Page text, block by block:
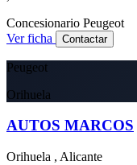
Concesionario Peugeot
Ver ficha
Contactar
Peugeot
Orihuela
AUTOS MARCOS
Orihuela , Alicante